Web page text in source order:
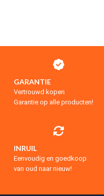
GARANTIE
Vertrouwd kopen
Garantie op alle producten!
INRUIL
Eenvoudig en goedkoop
van oud naar nieuw!